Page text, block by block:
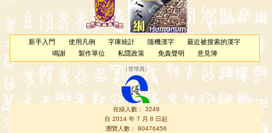
新手入門 使用凡例 字庫統計 隨機漢字
最近被搜索的漢字
鳴謝
製作單位 私隱政策 免責聲明 意見簿
（管理員 ）
在線人數： 3249
自 2014 年 7 月 8 日起
瀏覽人數： 80476456